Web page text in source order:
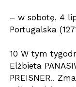
– w sobotę, 4
Portugalska
10 W tym
Elżbieta
PREISNER..